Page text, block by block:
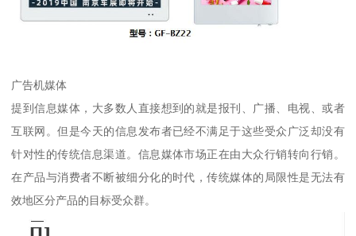
广告机媒体
提到信息媒体，大多数人直接想到的就是报刊、广播、电视、或者
互联网。但是今天的信息发布者已经不满足于这些受众广泛却没有
针对性的传统信息渠道。信息媒体市场正在由大众行销转向行销。
在产品与消费者不断被细分化的时代，传统媒体的局限性是无法有
效地区分产品的目标受众群。